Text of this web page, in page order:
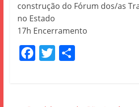
construção do Fórum dos/as
no Estado
17h Encerramento
F T S